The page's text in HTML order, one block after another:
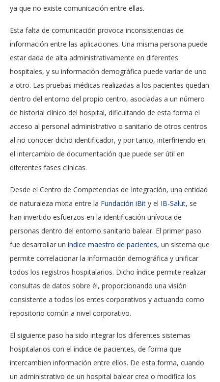
ya que no existe comunicación entre ellas.
Esta falta de comunicación provoca inconsistencias de
información entre las aplicaciones. Una misma persona puede
estar dada de alta administrativamente en diferentes
hospitales, y su información demográfica puede variar de uno
a otro. Las pruebas médicas realizadas a los pacientes quedan
dentro del entorno del propio centro, asociadas a un número
de historial clínico del hospital, dificultando de esta forma el
acceso al personal administrativo o sanitario de otros centros
al no conocer dicho identificador, y por tanto, interfiriendo en
el intercambio de documentación que puede ser útil en
diferentes fases clínicas.
Desde el Centro de Competencias de Integración, una entidad
de naturaleza mixta entre la Fundación iBit y el IB-Salut, se
han invertido esfuerzos en la identificación unívoca de
personas dentro del entorno sanitario balear. El primer paso
fue desarrollar un índice maestro de pacientes, un sistema que
permite correlacionar la información demográfica y unificar
todos los registros hospitalarios. Dicho índice permite realizar
consultas de datos sobre él, proporcionando una visión
consistente a todos los entes corporativos y actuando como
repositorio común a nivel corporativo.
El siguiente paso ha sido integrar los diferentes sistemas
hospitalarios con el índice de pacientes, de forma que
intercambien información entre ellos. De esta forma, cuando
un administrativo de un hospital balear crea o modifica los